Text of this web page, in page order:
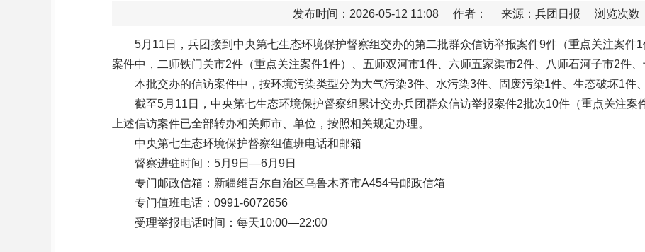
发布时间：2026-05-12 11:08 作者： 来源：兵团日报 浏览次数
5月11日，兵团接到中央第七生态环境保护督察组交办的第二批群众信访举报案件9件（重点关注案件
案件中，二师铁门关市2件（重点关注案件1件）、五师双河市1件、六师五家渠市2件、八师石河子市2件、
本批交办的信访案件中，按环境污染类型分为大气污染3件、水污染3件、固废污染1件、生态破坏1件
截至5月11日，中央第七生态环境保护督察组累计交办兵团群众信访举报案件2批次10件（重点关注案
上述信访案件已全部转办相关师市、单位，按照相关规定办理。
中央第七生态环境保护督察组值班电话和邮箱
督察进驻时间：5月9日—6月9日
专门邮政信箱：新疆维吾尔自治区乌鲁木齐市A454号邮政信箱
专门值班电话：0991-6072656
受理举报电话时间：每天10:00—22:00